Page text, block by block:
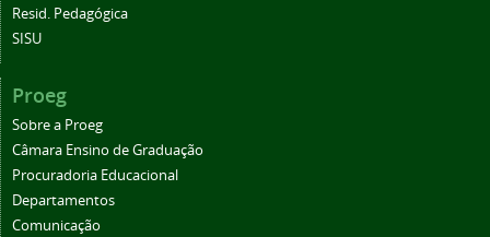
Resid. Pedagógica
SISU
Proeg
Sobre a Proeg
Câmara Ensino de Graduação
Procuradoria Educacional
Departamentos
Comunicação